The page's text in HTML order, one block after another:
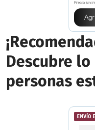
Precio sin
Descubre
personas
ENVÍO